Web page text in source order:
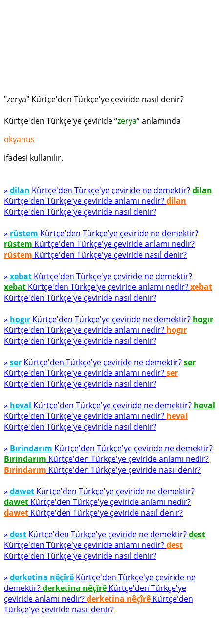
"zerya" Kürtçe'den Türkçe'ye çeviride nasıl denir?
Kürtçe'den Türkçe'ye çeviride “zerya” anlamında
okyanus
ifadesi kullanılır.
» dilan Kürtçe'den Türkçe'ye çeviride ne demektir?dilan
Kürtçe'den Türkçe'ye çeviride anlamı nedir?dilan
Kürtçe'den Türkçe'ye çeviride nasıl denir?
» rüstem Kürtçe'den Türkçe'ye çeviride ne demektir?
rüstem Kürtçe'den Türkçe'ye çeviride anlamı nedir?
rüstem Kürtçe'den Türkçe'ye çeviride nasıl denir?
» xebat Kürtçe'den Türkçe'ye çeviride ne demektir?
xebat Kürtçe'den Türkçe'ye çeviride anlamı nedir?xebat
Kürtçe'den Türkçe'ye çeviride nasıl denir?
» hogır Kürtçe'den Türkçe'ye çeviride ne demektir? hogır
Kürtçe'den Türkçe'ye çeviride anlamı nedir? hogır
Kürtçe'den Türkçe'ye çeviride nasıl denir?
» ser Kürtçe'den Türkçe'ye çeviride ne demektir?ser
Kürtçe'den Türkçe'ye çeviride anlamı nedir?ser
Kürtçe'den Türkçe'ye çeviride nasıl denir?
» heval Kürtçe'den Türkçe'ye çeviride ne demektir? heval
Kürtçe'den Türkçe'ye çeviride anlamı nedir? heval
Kürtçe'den Türkçe'ye çeviride nasıl denir?
» Bırindarım Kürtçe'den Türkçe'ye çeviride ne demektir?
Bırindarım Kürtçe'den Türkçe'ye çeviride anlamı nedir?
Bırindarım Kürtçe'den Türkçe'ye çeviride nasıl denir?
» dawet Kürtçe'den Türkçe'ye çeviride ne demektir?
dawet Kürtçe'den Türkçe'ye çeviride anlamı nedir?
dawet Kürtçe'den Türkçe'ye çeviride nasıl denir?
» dest Kürtçe'den Türkçe'ye çeviride ne demektir?dest
Kürtçe'den Türkçe'ye çeviride anlamı nedir?dest
Kürtçe'den Türkçe'ye çeviride nasıl denir?
» derketina nêçîrê Kürtçe'den Türkçe'ye çeviride ne
demektir?derketina nêçîrê Kürtçe'den Türkçe'ye
çeviride anlamı nedir?derketina nêçîrê Kürtçe'den
Türkçe'ye çeviride nasıl denir?